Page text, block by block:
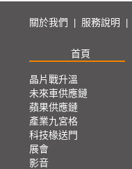
關於我們 服務說明
首頁
晶片戰升溫
未來車供應鏈
蘋果供應鏈
產業九宮格
科技椽送門
展會
影音